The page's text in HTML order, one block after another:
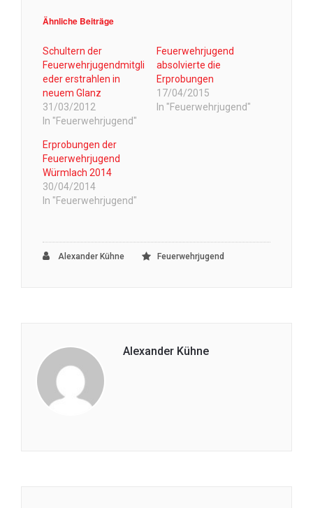
Ähnliche Beiträge
Schultern der
Feuerwehrjugendmitgli
eder erstrahlen in
neuem Glanz
31/03/2012
In "Feuerwehrjugend"
Feuerwehrjugend
absolvierte die
Erprobungen
17/04/2015
In "Feuerwehrjugend"
Erprobungen der
Feuerwehrjugend
Würmlach 2014
30/04/2014
In "Feuerwehrjugend"
Alexander Kühne Feuerwehrjugend
Alexander Kühne